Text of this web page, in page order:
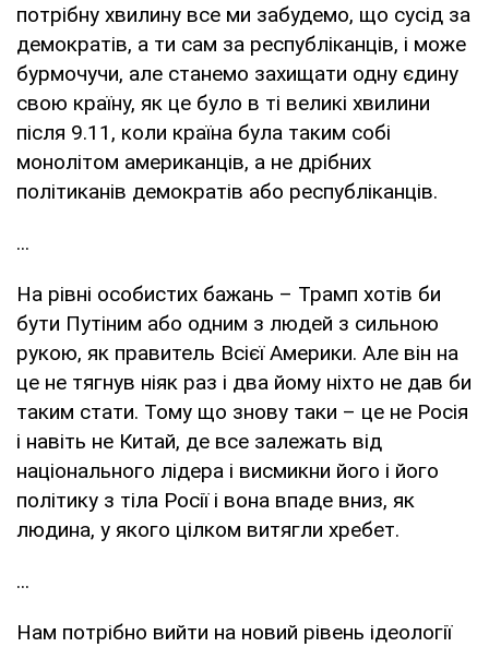
потрібну хвилину все ми забудемо, що сусід за
демократів, а ти сам за республіканців, і може
бурмочучи, але станемо захищати одну єдину
свою країну, як це було в ті великі хвилини
після 9.11, коли країна була таким собі
монолітом американців, а не дрібних
політиканів демократів або республіканців.
...
На рівні особистих бажань – Трамп хотів би
бути Путіним або одним з людей з сильною
рукою, як правитель Всієї Америки. Але він на
це не тягнув ніяк раз і два йому ніхто не дав би
таким стати. Тому що знову таки – це не Росія
і навіть не Китай, де все залежать від
національного лідера і висмикни його і його
політику з тіла Росії і вона впаде вниз, як
людина, у якого цілком витягли хребет.
...
Нам потрібно вийти на новий рівень ідеології